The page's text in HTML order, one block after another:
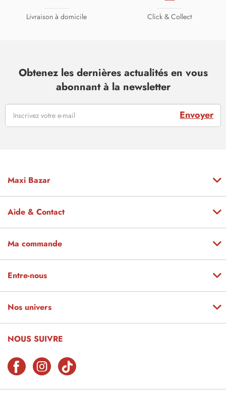
Livraison à domicile Click & Collect
Obtenez les dernières actualités en vous
abonnant à la newsletter
Envoyer
Maxi Bazar
Aide & Contact
Ma commande
Entre-nous
Nos univers
NOUS SUIVRE